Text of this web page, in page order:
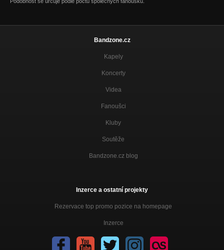
Bandzone.cz
Kapely
Koncerty
Videa
Fanoušci
Kluby
Soutěže
Bandzone.cz blog
Inzerce a ostatní projekty
Rezervace top promo pozice na homepage
Inzerce